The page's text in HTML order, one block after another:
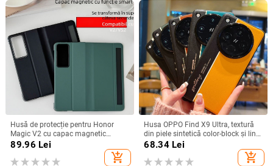
Husă de protecție pentru Honor
Magic V2 cu capac magnetic
rabatabil și fereastră inteligentă,
protecție completă împotriva
căderilor
89.96 Lei
add_shopping_cart
Husa OPPO Find X9 Ultra, textură
din piele sintetică color-block și linii
fluorescente, GT8Pro husă de
68.34Lei
add_shopping_cart